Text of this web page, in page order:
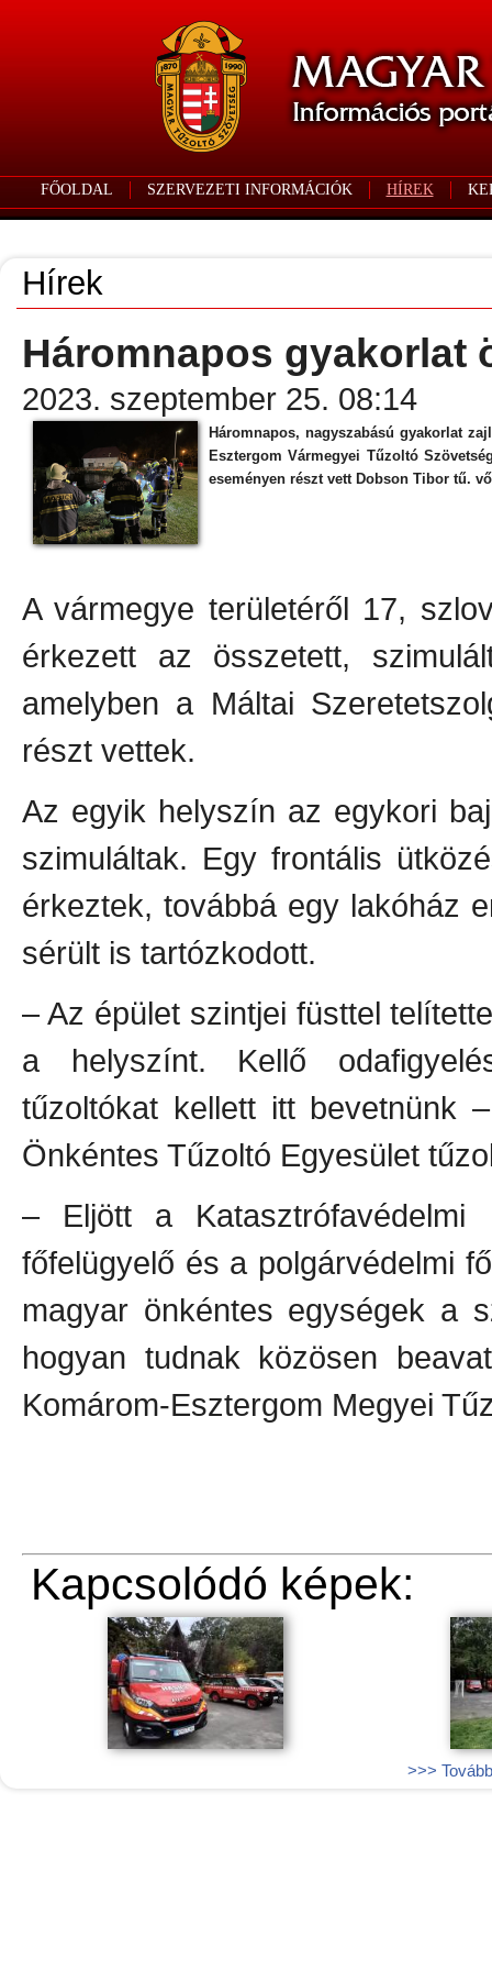
FŐOLDAL SZERVEZETI INFORMÁCIÓK HÍREK
Hírek
Háromnapos gyakorlat
2023. szeptember 25. 08:14
Háromnapos, nagyszabású gyakorlat
Esztergom Vármegyei Tűzoltó
eseményen részt vett Dobson Tibor tű.
A vármegye területéről 17,
érkezett az összetett,
amelyben a Máltai
részt vettek.
Az egyik helyszín az egykori
szimuláltak. Egy frontális
érkeztek, továbbá egy lakóház
sérült is tartózkodott.
– Az épület szintjei füsttel
a helyszínt. Kellő
tűzoltókat kellett itt bevetnünk
Önkéntes Tűzoltó Egyesület
– Eljött a Katasztrófavédelmi
főfelügyelő és a polgárvédelmi
magyar önkéntes egységek a
hogyan tudnak közösen
Komárom-Esztergom Megyei
Kapcsolódó képek:
>>>